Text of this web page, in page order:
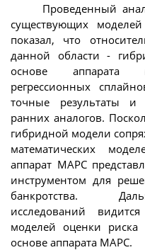
Проведенный
существующих
показал, что
данной области -
основе аппарата
регрессионных
точные результаты и
ранних аналогов.
гибридной модели
математических
аппарат МАРС
инструментом для
банкротства.
исследований
моделей оценки риска
основе аппарата МАРС.